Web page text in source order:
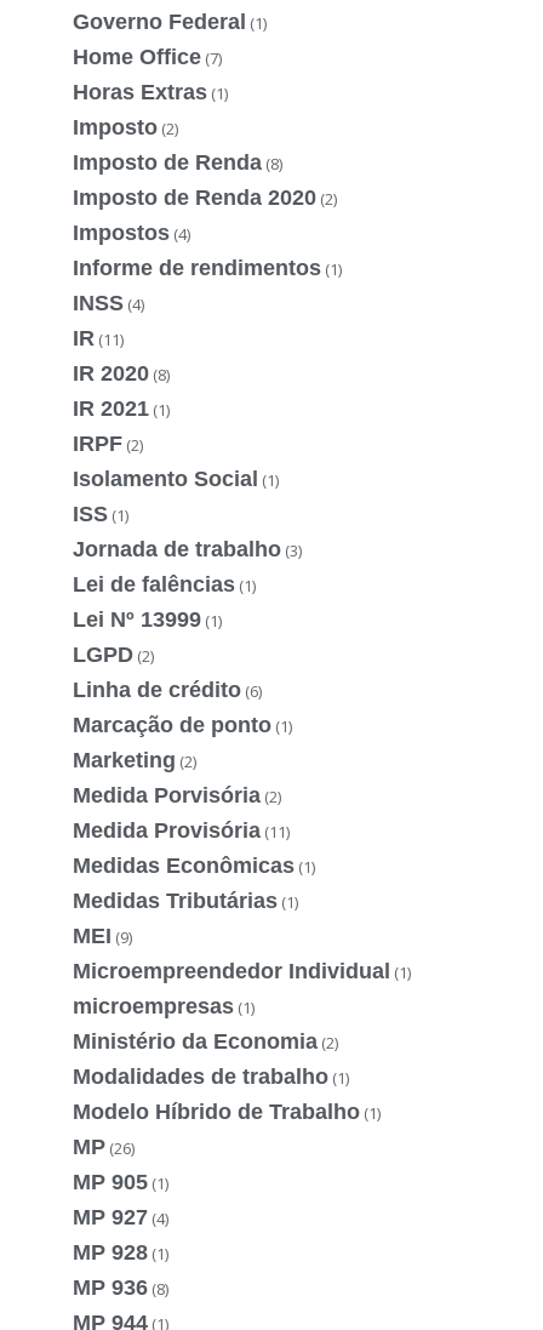
Governo Federal (1)
Home Office (7)
Horas Extras (1)
Imposto (2)
Imposto de Renda (8)
Imposto de Renda 2020 (2)
Impostos (4)
Informe de rendimentos (1)
INSS (4)
IR (11)
IR 2020 (8)
IR 2021 (1)
IRPF (2)
Isolamento Social (1)
ISS (1)
Jornada de trabalho (3)
Lei de falências (1)
Lei Nº 13999 (1)
LGPD (2)
Linha de crédito (6)
Marcação de ponto (1)
Marketing (2)
Medida Porvisória (2)
Medida Provisória (11)
Medidas Econômicas (1)
Medidas Tributárias (1)
MEI (9)
Microempreendedor Individual (1)
microempresas (1)
Ministério da Economia (2)
Modalidades de trabalho (1)
Modelo Híbrido de Trabalho (1)
MP (26)
MP 905 (1)
MP 927 (4)
MP 928 (1)
MP 936 (8)
MP 944 (1)